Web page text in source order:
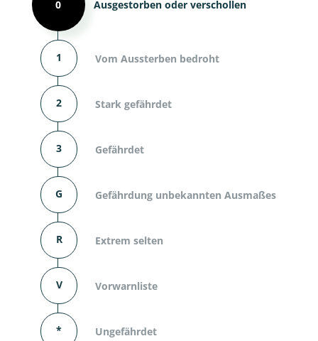
0 Ausgestorben oder verschollen
1 Vom Aussterben bedroht
2 Stark gefährdet
3 Gefährdet
G Gefährdung unbekannten Ausmaßes
R Extrem selten
V Vorwarnliste
* Ungefährdet